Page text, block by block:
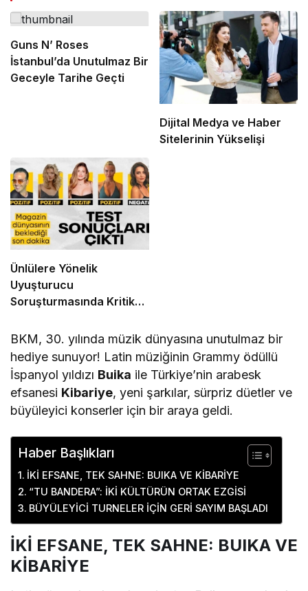
Guns N’ Roses
İstanbul’da Unutulmaz Bir
Geceyle Tarihe Geçti
Dijital Medya ve Haber
Sitelerinin Yükselişi
Ünlülere Yönelik
Uyuşturucu
Soruşturmasında Kritik
Açıklandı
BKM, 30. yılında müzik dünyasına unutulmaz bir
hediye sunuyor! Latin müziğinin Grammy ödüllü
İspanyol yıldızı Buika ile Türkiye’nin arabesk
efsanesi Kibariye, yeni şarkılar, sürpriz düetler ve
büyüleyici konserler için bir araya geldi.
Haber Başlıkları
İKİ EFSANE, TEK SAHNE: BUIKA VE KİBARİYE
“TU BANDERA”: İKİ KÜLTÜRÜN ORTAK EZGİSİ
BÜYÜLEYİCİ TURNELER İÇİN GERİ SAYIM BAŞLADI
İKİ EFSANE, TEK SAHNE: BUIKA VE
KİBARİYE